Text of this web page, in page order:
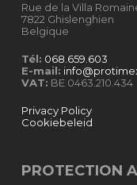
Rue de la Villa
7822 Ghislenghien
Belgique
Tél: 068.659.603
E-mail:
VAT: BE 0463.210.434
Privacy Policy
Cookiebeleid
PROTECTION